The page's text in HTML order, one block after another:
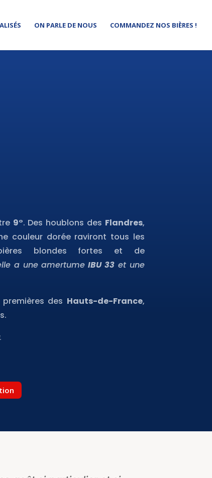
ON PARLE DE NOUS COMMANDEZ NOS BIÈRES !
9°. Des houblons des Flandres,
couleur dorée raviront tous les
blondes fortes et de
a une amertume IBU 33 et une
des Hauts-de-France,